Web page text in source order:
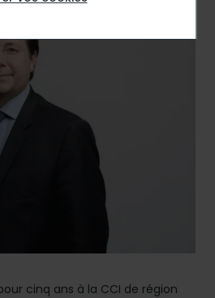
cinq ans à la CCI de région